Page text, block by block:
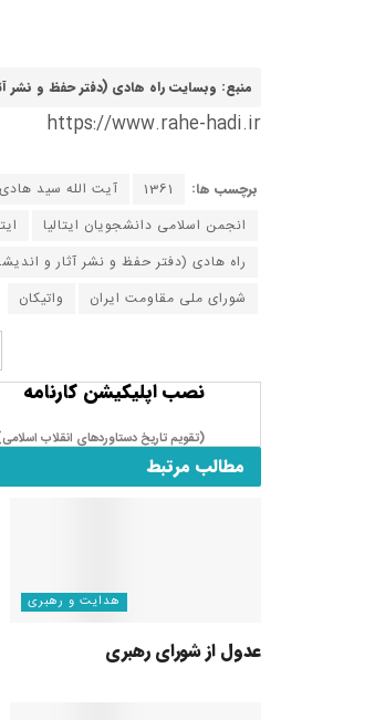
منبع: وبسایت راه هادی (دفتر حفظ و نشر
https://www.rahe-hadi.ir
برچسب ها: 1361 آیت الله سید
انجمن اسلامی دانشجویان ایتالیا
راه هادی (دفتر حفظ و نشر آثار و
شورای ملی مقاومت ایران
واتیکان
نصب اپلیکیشن کارنامه
(تقویم تاریخ دستاوردهای انقلاب
مطالب مرتبط
هدایت و رهبری
عدول از شورای رهبری